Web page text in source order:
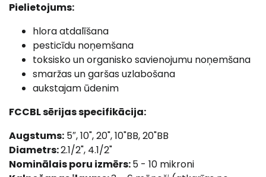
Pielietojums:
hlora atdalīšana
pesticīdu noņemšana
toksisko un organisko savienojumu noņemšana
smaržas un garšas uzlabošana
aukstajam ūdenim
FCCBL sērijas specifikācija:
Augstums: 5″, 10", 20", 10"BB, 20"BB
Diametrs:2.1/2", 4.1/2"
Nominālais poru izmērs:5 - 10 mikroni